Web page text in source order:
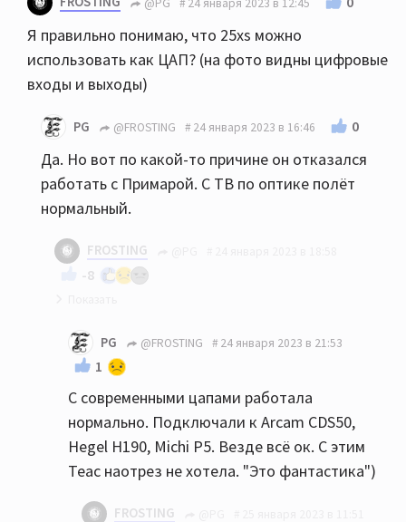
Я правильно понимаю, что 25xs можно
использовать как ЦАП? (на фото видны цифровые
входы и выходы)
PG @FROSTING 24 января 2023 в 16:46 0
Да. Но вот по какой-то причине он отказался
работать с Примарой. С ТВ по оптике полёт
нормальный.
FROSTING
-8
Примар глючные аппараты выпускает вот и всё
объяснение. Поэтому не Примар. Когда
тестировал Primare CD35 Prisma были
проблемы с чтением cd, стримингом, загрузкой
дисков и это на новом демо аппарате ценой
более 200 тыс. руб.
PG @FROSTING 24 января 2023 в 21:53
1
С современными цапами работала
нормально. Подключали к Arcam CDS50,
Hegel H190, Michi P5. Везде всё ок. С этим
Teac наотрез не хотела. "Это фантастика")
FROSTING